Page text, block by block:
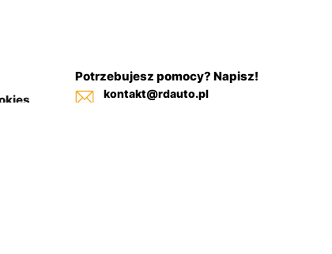
Potrzebujesz pomocy? Napisz!
kontakt@rdauto.pl